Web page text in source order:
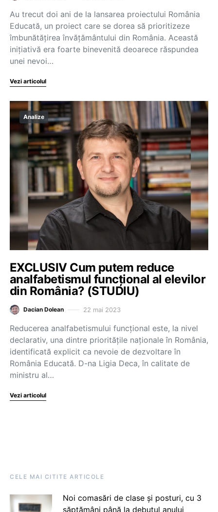
Au trecut doi ani de la lansarea proiectului România
Educată, un proiect care se dorea să prioritizeze
îmbunătățirea învățământului din România. Această
inițiativă era foarte binevenită deoarece răspundea
unei nevoi…
Vezi articolul
Analize
EXCLUSIV Cum putem reduce
analfabetismul funcțional al elevilor
din România? (STUDIU)
Dacian Dolean 22 mai 2023
Reducerea analfabetismului funcțional este, la nivel
declarativ, una dintre prioritățile naționale în România,
identificată explicit ca nevoie de dezvoltare în
România Educată. D-na Ligia Deca, în calitate de
ministru al…
Vezi articolul
CELE MAI CITITE ARTICOLE
Noi comasări de clase și posturi, cu 3
săptămâni până la debutul anului